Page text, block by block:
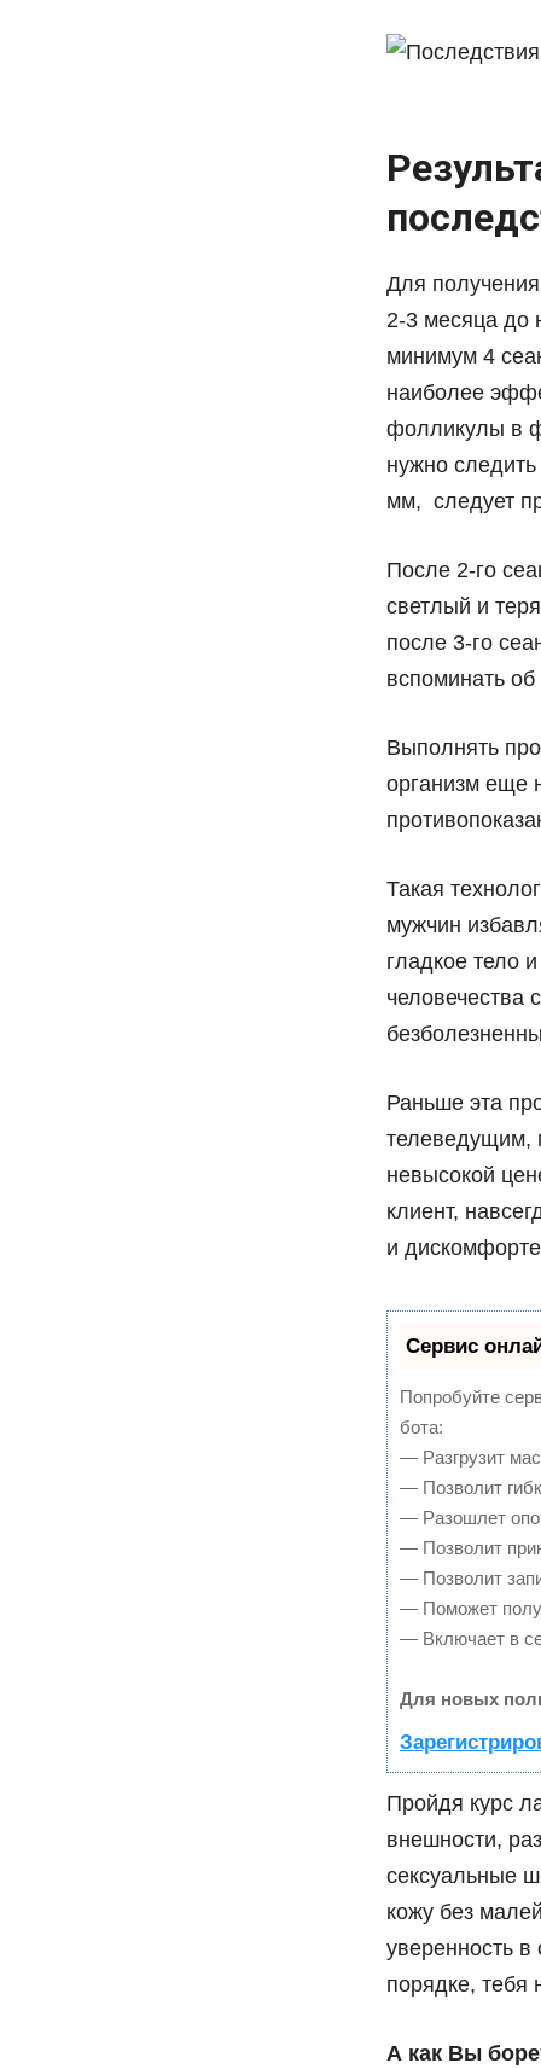
Для
2-3 месяца до
минимум 4
наиболее
фолликулы в
нужно
мм, следует
После 2-го
светлый и
после 3-го
вспоминать
Выполнять
организм еще
Такая
мужчин
гладкое тело
человечества
Раньше эта
телеведущим,
невысокой
клиент,
и
Сервис
Попробуйте
бота:
— Разгрузит
— Позволит
— Разошлет
— Позволит
— Позволит
— Поможет
— Включает в
Для новых
Пройдя курс
внешности,
сексуальные
кожу без
уверенность в
порядке, тебя
А как Вы